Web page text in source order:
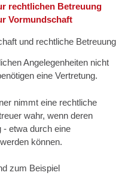
rechtlichen Betreuung
Vormundschaft
Angelegenheiten nicht
eine Vertretung.
nimmt eine rechtliche
wahr, wenn deren
- etwa durch eine
können.
zum Beispiel